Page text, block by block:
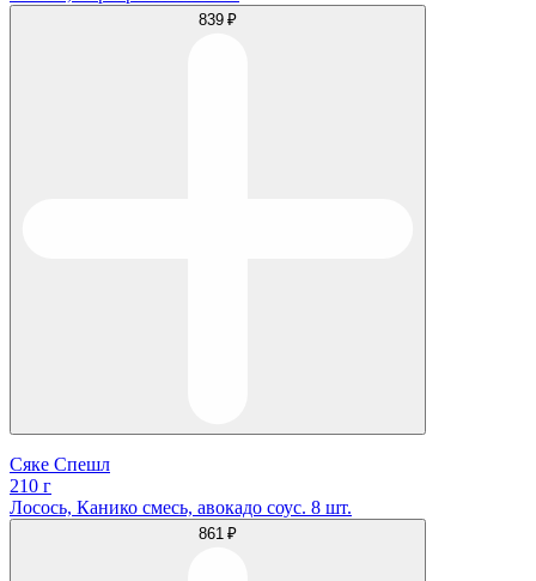
839 ₽
Сяке Спешл
210 г
Лосось, Канико смесь, авокадо соус. 8 шт.
861 ₽